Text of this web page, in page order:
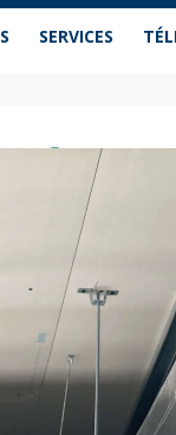
SERVICES
métalliques au
trous filetés M6,
en acier